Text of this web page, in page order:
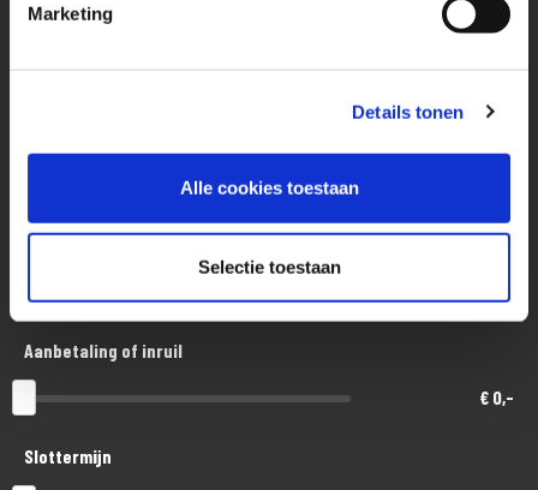
Marketing
Details tonen
Alle cookies toestaan
Selectie toestaan
Financier deze Honda
Aanbetaling of inruil
€ 0,-
Slottermijn